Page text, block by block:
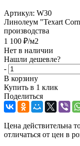
Артикул: W30
Линолеум "Texart
производства
1 100 ₽/м2
Нет в наличии
Нашли дешевле?
-
В корзину
Купить в 1 клик
Поделиться
Цена действительна
отличаться от цен в